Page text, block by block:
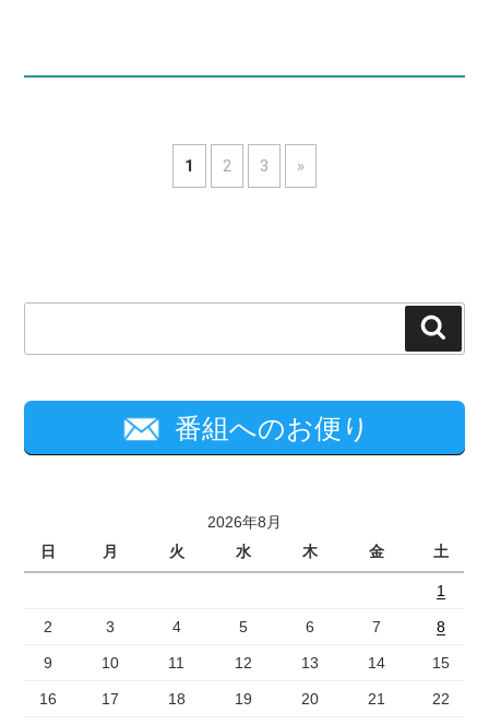
1 2 3 »
索
番組へのお便り
2026年8月
日
月 火 水 木 金 土
1
2 3 4 5 6 7 8
9 10 11 12 13 14 15
16 17 18 19 20 21 22